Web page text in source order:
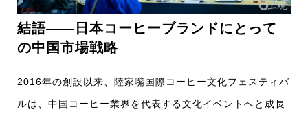
結語――日本コーヒーブランドにとって
の中国市場戦略
2016年の創設以来、陸家嘴国際コーヒー文化フェスティバ
ルは、中国コーヒー業界を代表する文化イベントへと成長